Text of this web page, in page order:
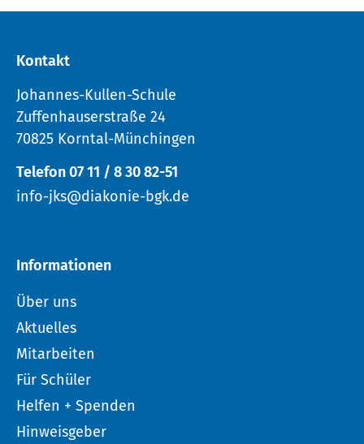
Kontakt
Johannes-Kullen-Schule
Zuffenhauserstraße 24
70825 Korntal-Münchingen
Telefon 07 11 / 8 30 82-51
info-jks@diakonie-bgk.de
Informationen
Über uns
Aktuelles
Mitarbeiten
Für Schüler
Helfen + Spenden
Hinweisgeber